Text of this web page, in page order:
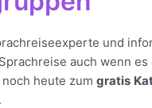
und
auch wenn
heute zumgratis